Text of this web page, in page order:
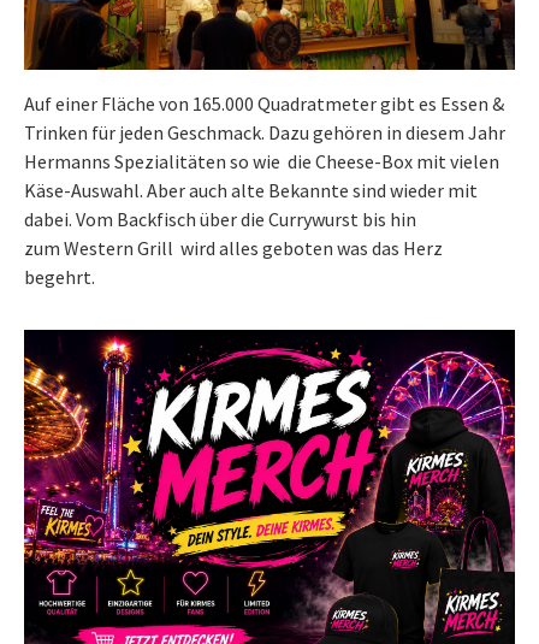
Auf einer Fläche von 165.000 Quadratmeter gibt es Essen &
Trinken für jeden Geschmack. Dazu gehören in diesem Jahr
Hermanns Spezialitäten so wie die Cheese-Box mit vielen
Käse-Auswahl. Aber auch alte Bekannte sind wieder mit
dabei. Vom Backfisch über die Currywurst bis hin
zum Western Grill wird alles geboten was das Herz
begehrt.